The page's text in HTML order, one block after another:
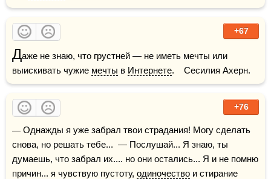
+67
Даже не знаю, что грустней — не иметь мечты или
выискивать чужие мечты в Интернете.    Сесилия Ахерн.
+76
— Однажды я уже забрал твои страдания! Могу сделать
снова, но решать тебе...  — Послушай... Я знаю, ты
думаешь, что забрал их.... но они остались... Я и не помню
причин... я чувствую пустоту, одиночество